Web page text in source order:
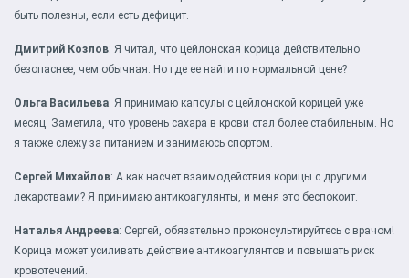
быть полезны, если есть дефицит.
Дмитрий Козлов: Я читал, что цейлонская корица действительно
безопаснее, чем обычная. Но где ее найти по нормальной цене?
Ольга Васильева: Я принимаю капсулы с цейлонской корицей уже
месяц. Заметила, что уровень сахара в крови стал более стабильным. Но
я также слежу за питанием и занимаюсь спортом.
Сергей Михайлов: А как насчет взаимодействия корицы с другими
лекарствами? Я принимаю антикоагулянты, и меня это беспокоит.
Наталья Андреева: Сергей, обязательно проконсультируйтесь с врачом!
Корица может усиливать действие антикоагулянтов и повышать риск
кровотечений.